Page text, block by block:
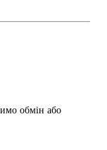
обмін або